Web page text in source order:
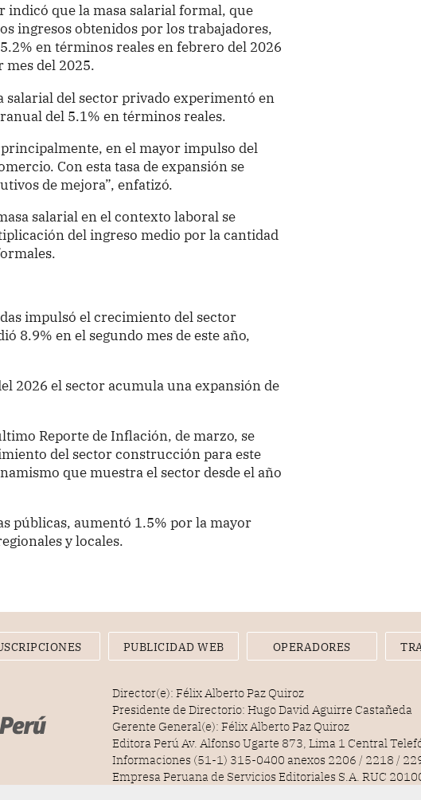
indicó que la masa salarial formal, que
ingresos obtenidos por los trabajadores,
en términos reales en febrero del 2026
del 2025.
salarial del sector privado experimentó en
del 5.1% en términos reales.
en el mayor impulso del
Con esta tasa de expansión se
de mejora”, enfatizó.
salarial en el contexto laboral se
del ingreso medio por la cantidad
impulsó el crecimiento del sector
8.9% en el segundo mes de este año,
2026 el sector acumula una expansión de
Reporte de Inflación, de marzo, se
del sector construcción para este
que muestra el sector desde el año
públicas, aumentó 1.5% por la mayor
y locales.
PUBLICIDAD WEB OPERADORES
Director(e): Félix Alberto Paz Quiroz
Presidente de Directorio: Hugo David Aguirre Castañeda
Gerente General(e): Félix Alberto Paz Quiroz
Editora Perú Av. Alfonso Ugarte 873, Lima 1 Central
Informaciones (51-1) 315-0400 anexos 2206 / 2218 /
Empresa Peruana de Servicios Editoriales S.A. RUC